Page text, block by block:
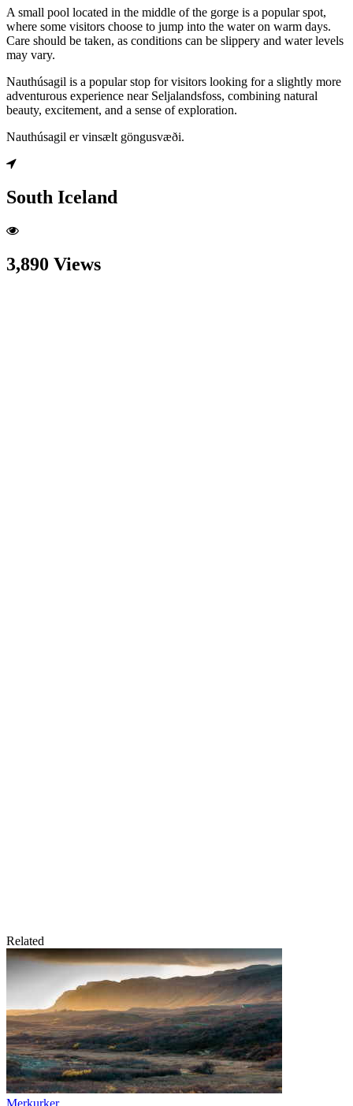
A small pool located in the middle of the gorge is a popular spot,
where some visitors choose to jump into the water on warm days.
Care should be taken, as conditions can be slippery and water levels
may vary.
Nauthúsagil is a popular stop for visitors looking for a slightly more
adventurous experience near Seljalandsfoss, combining natural
beauty, excitement, and a sense of exploration.
Nauthúsagil er vinsælt göngusvæði.
South Iceland
3,890 Views
Related
Merkurker